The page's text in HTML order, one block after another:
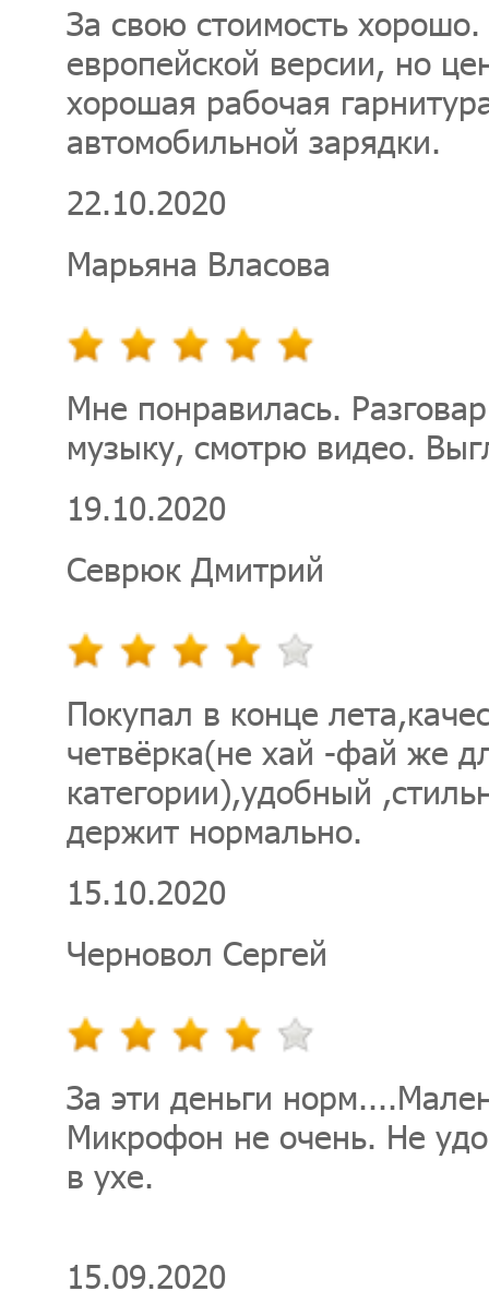
За свою стоимость
европейской версии, но
хорошая рабочая
автомобильной зарядки.
22.10.2020
Марьяна Власова
Мне понравилась.
музыку, смотрю видео.
19.10.2020
Севрюк Дмитрий
Покупал в конце
четвёрка(не хай -фай же
категории),удобный
держит нормально.
15.10.2020
Черновол Сергей
За эти деньги
Микрофон не очень. Не
в ухе.
15.09.2020